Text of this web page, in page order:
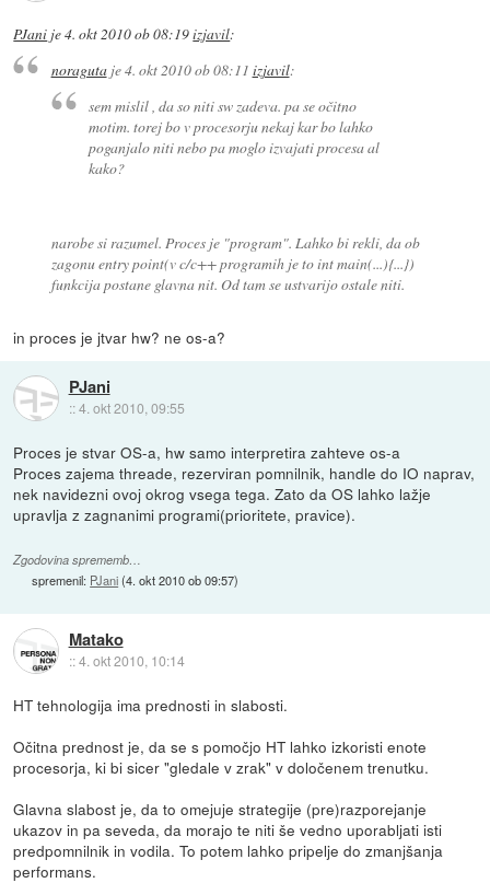
PJani je4. okt 2010 ob 08:19izjavil:
noragutaje4. okt 2010 ob 08:11 izjavil:
sem mislil , da so niti sw zadeva. pa se očitno
motim. torej bo v procesorju nekaj kar bo lahko
poganjalo niti nebo pa moglo izvajati procesa al
kako?
narobe si razumel. Proces je "program". Lahko bi rekli, da ob
zagonu entry point(v c/c++ programih je to int main(...){...})
funkcija postane glavna nit. Od tam se ustvarijo ostale niti.
in proces je jtvar hw? ne os-a?
PJani
::4. okt 2010, 09:55
Proces je stvar OS-a, hw samo interpretira zahteve os-a
Proces zajema threade, rezerviran pomnilnik, handle do IO naprav,
nek navidezni ovoj okrog vsega tega. Zato da OS lahko lažje
upravlja z zagnanimi programi(prioritete, pravice).
Zgodovina sprememb…
spremenil: PJani(4. okt 2010 ob 09:57)
Matako
::4. okt 2010, 10:14
HT tehnologija ima prednosti in slabosti.
Očitna prednost je, da se s pomočjo HT lahko izkoristi enote
procesorja, ki bi sicer "gledale v zrak" v določenem trenutku.
Glavna slabost je, da to omejuje strategije (pre)razporejanje
ukazov in pa seveda, da morajo te niti še vedno uporabljati isti
predpomnilnik in vodila. To potem lahko pripelje do zmanjšanja
performans.